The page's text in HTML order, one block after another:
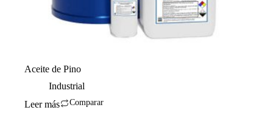
Aceite de Pino
Industrial
Leer más
Comparar